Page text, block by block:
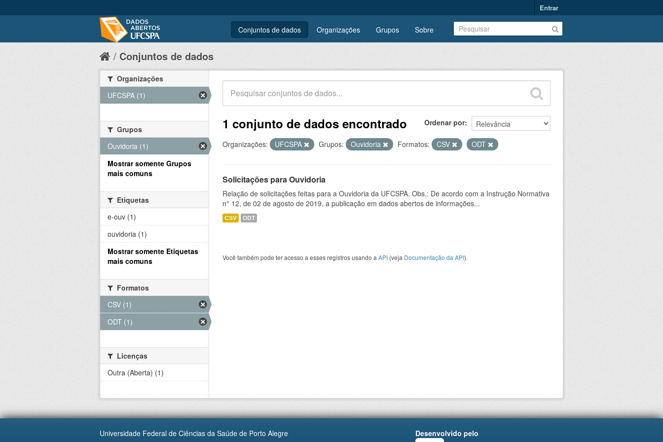
Entrar
Conjuntos de dados Organizações Grupos Sobre
Conjuntos de dados
Ordenar por
1 conjunto de dados encontrado
Organizações: UFCSPA Grupos: Ouvidoria Formatos: CSV ODT
Solicitações para Ouvidoria
Relação de solicitações feitas para a Ouvidoria da UFCSPA. Obs.: De acordo com a Instrução Normativa
n° 12, de 02 de agosto de 2019, a publicação em dados abertos de informações...
CSV ODT
Você também pode ter acesso a esses registros usando a API (veja Documentação da API).
Organizações
UFCSPA (1)
Grupos
Ouvidoria (1)
Mostrar somente Grupos
mais comuns
Etiquetas
e-ouv (1)
ouvidoria (1)
Mostrar somente Etiquetas
mais comuns
Formatos
CSV (1)
ODT (1)
Licenças
Outra (Aberta) (1)
Universidade Federal de Ciências da Saúde de Porto Alegre
Desenvolvido pelo